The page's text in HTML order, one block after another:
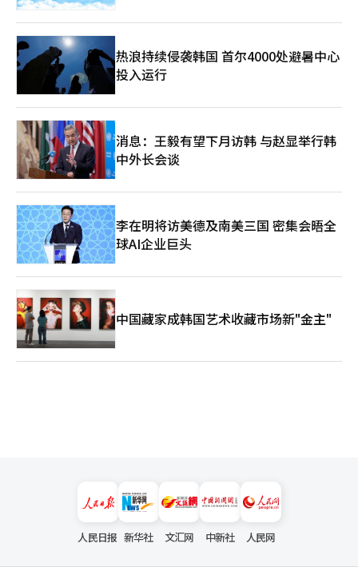
热浪持续侵袭韩国 首尔4000处避暑中心
投入运行
消息：王毅有望下月访韩 与赵显举行韩
中外长会谈
李在明将访美德及南美三国 密集会晤全
球AI企业巨头
中国藏家成韩国艺术收藏市场新"金主"
人民日报 新华社 文汇网 中新社 人民网